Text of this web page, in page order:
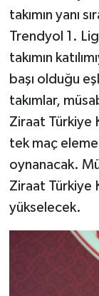
takımın yanı
Trendyol 1.
takımın
başı olduğu
takımlar,
Ziraat Türkiye
tek maç
oynanacak.
Ziraat Türkiye
yükselecek.